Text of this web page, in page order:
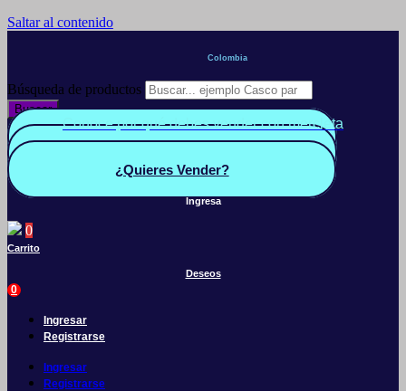
Saltar al contenido
Colombia
Búsqueda de productos
Buscar
Conoce por qué debes vender con mercleta
Quiero Vender
¿Quieres Vender?
Ingresa
0
Carrito
Deseos
0
Ingresar
Registrarse
Ingresar
Registrarse